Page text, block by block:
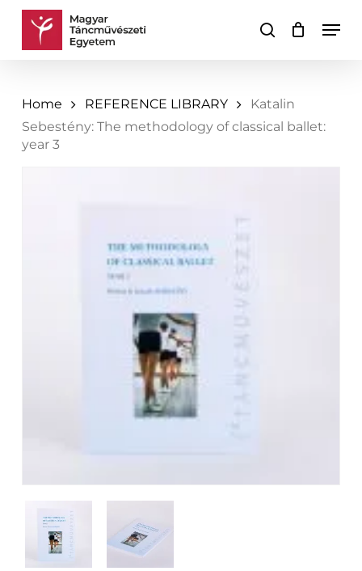
Skip
search
Cart Close
Home REFERENCE LIBRARY
Katalin
Sebestény: The methodology of classical ballet:
year 3